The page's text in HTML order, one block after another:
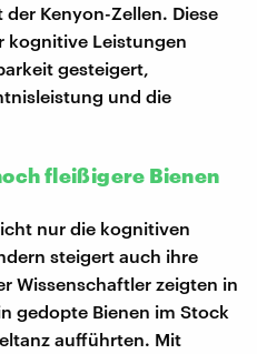
Kenyon-Zellen. Diese
kognitive Leistungen
gesteigert,
und die
fleißigere Bienen
nur die kognitiven
steigert auch ihre
Wissenschaftler zeigten in
gedopte Bienen im Stock
aufführten. Mit